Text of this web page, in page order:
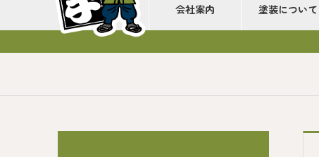
会社案内 塗装について